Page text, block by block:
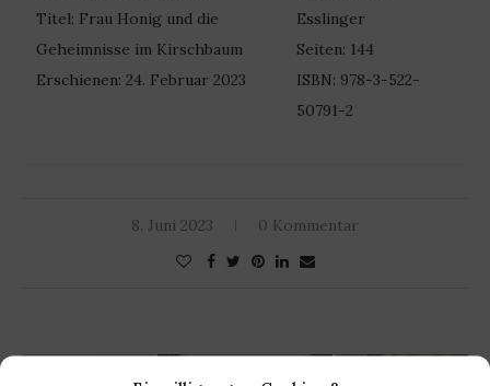
Titel: Frau Honig und die
Geheimnisse im Kirschbaum
Erschienen: 24. Februar 2023
Esslinger
Seiten: 144
ISBN: 978-3-522-
50791-2
8. Juni 2023 0 Kommentar